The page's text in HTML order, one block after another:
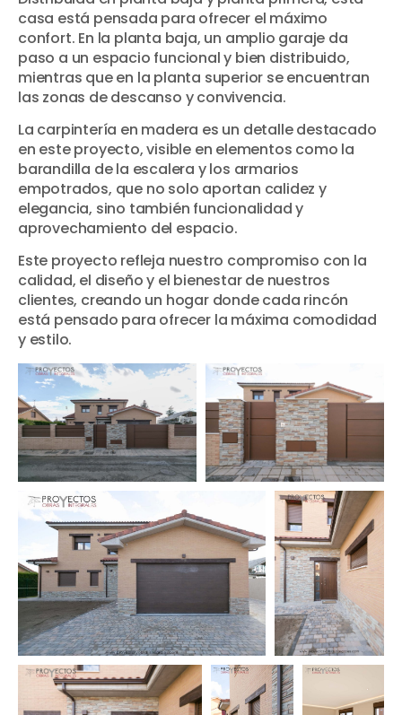
casa está pensada para ofrecer el máximo
confort. En la planta baja, un amplio garaje da
paso a un espacio funcional y bien distribuido,
mientras que en la planta superior se encuentran
las zonas de descanso y convivencia.
La carpintería en madera es un detalle destacado
en este proyecto, visible en elementos como la
barandilla de la escalera y los armarios
empotrados, que no solo aportan calidez y
elegancia, sino también funcionalidad y
aprovechamiento del espacio.
Este proyecto refleja nuestro compromiso con la
calidad, el diseño y el bienestar de nuestros
clientes, creando un hogar donde cada rincón
está pensado para ofrecer la máxima comodidad
y estilo.